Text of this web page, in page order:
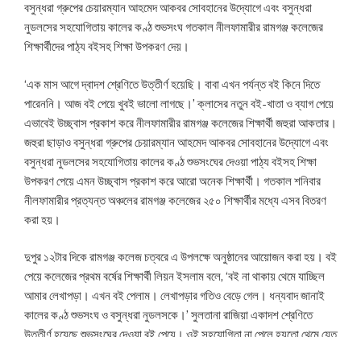
বসুন্ধরা গ্রুপের চেয়ারম্যান আহমেদ আকবর সোবহানের উদ্যোগে এবং বসুন্ধরা
নুডলসের সহযোগিতায় কালের কণ্ঠ শুভসংঘ গতকাল নীলফামারীর রামগঞ্জ কলেজের
শিক্ষার্থীদের পাঠ্য বইসহ শিক্ষা উপকরণ দেয়।
‘এক মাস আগে দ্বাদশ শ্রেণিতে উত্তীর্ণ হয়েছি। বাবা এখন পর্যন্ত বই কিনে দিতে
পারেননি। আজ বই পেয়ে খুবই ভালো লাগছে।’ ক্লাসের নতুন বই-খাতা ও ব্যাগ পেয়ে
এভাবেই উচ্ছ্বাস প্রকাশ করে নীলফামারীর রামগঞ্জ কলেজের শিক্ষার্থী জহুরা আকতার।
জহুরা ছাড়াও বসুন্ধরা গ্রুপের চেয়ারম্যান আহমেদ আকবর সোবহানের উদ্যোগে এবং
বসুন্ধরা নুডলসের সহযোগিতায় কালের কণ্ঠ শুভসংঘের দেওয়া পাঠ্য বইসহ শিক্ষা
উপকরণ পেয়ে এমন উচ্ছ্বাস প্রকাশ করে আরো অনেক শিক্ষার্থী। গতকাল শনিবার
নীলফামারীর প্রত্যন্ত অঞ্চলের রামগঞ্জ কলেজের ২৫০ শিক্ষার্থীর মধ্যে এসব বিতরণ
করা হয়।
দুপুর ১২টার দিকে রামগঞ্জ কলেজ চত্বরে এ উপলক্ষে অনুষ্ঠানের আয়োজন করা হয়। বই
পেয়ে কলেজের প্রথম বর্ষের শিক্ষার্থী লিয়ন ইসলাম বলে, ‘বই না থাকায় থেমে যাচ্ছিল
আমার লেখাপড়া। এখন বই পেলাম। লেখাপড়ার গতিও বেড়ে গেল। ধন্যবাদ জানাই
কালের কণ্ঠ শুভসংঘ ও বসুন্ধরা নুডলসকে।’ সুলতানা রাজিয়া একাদশ শ্রেণিতে